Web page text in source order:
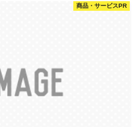
商品・サービスPR